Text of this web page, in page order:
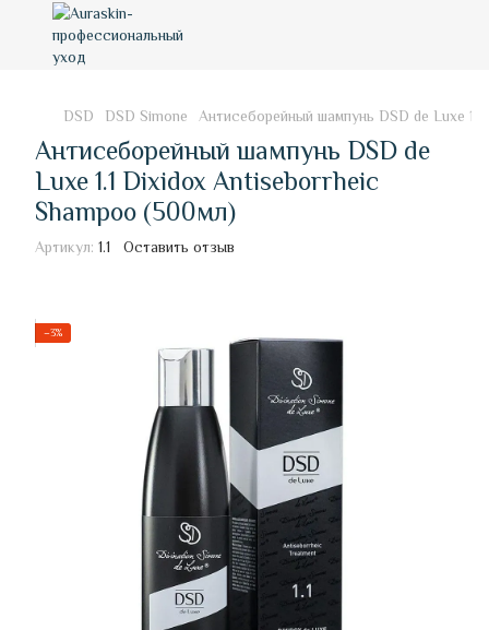
DSD DSD Simone Антисеборейный шампунь DSD de Luxe
Антисеборейный шампунь DSD de
Luxe 1.1 Dixidox Antiseborrheic
Shampoo (500мл)
Артикул: 1.1 Оставить отзыв
−3%